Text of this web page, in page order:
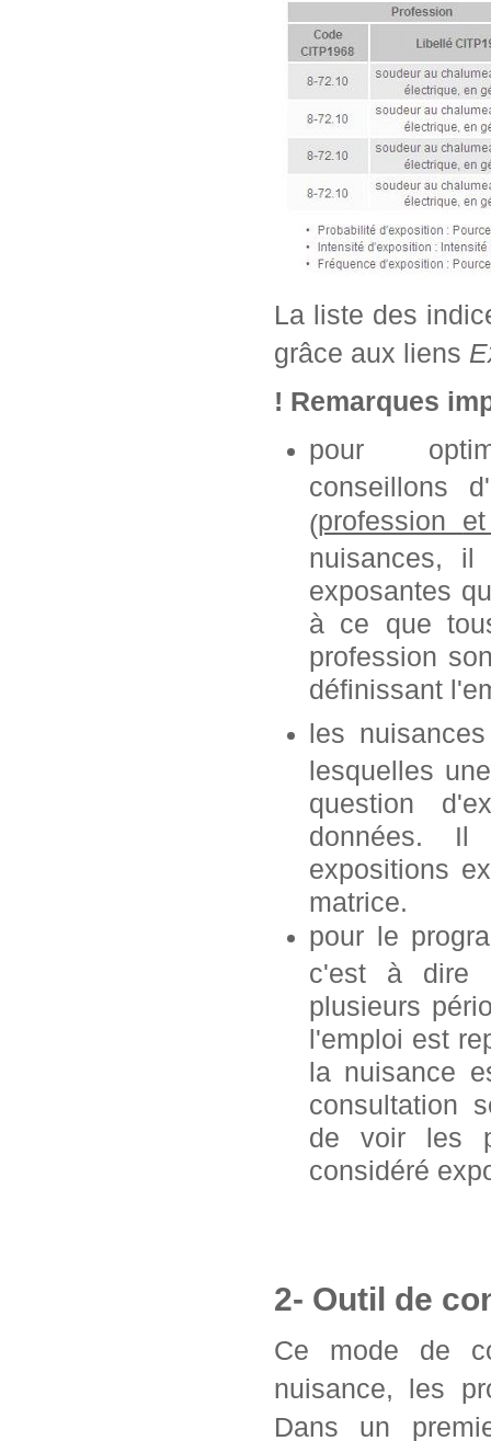
La liste des
grâce aux liens
! Remarques
pour
conseillons
(profession
nuisances, il
exposantes
à ce que
profession
définissant
les
lesquelles
question
données. Il
expositions
matrice.
pour le
c'est à dire
plusieurs
l'emploi est
la nuisance
consultation
de voir les
considéré
2- Outil de
Ce mode de
nuisance, les
Dans un